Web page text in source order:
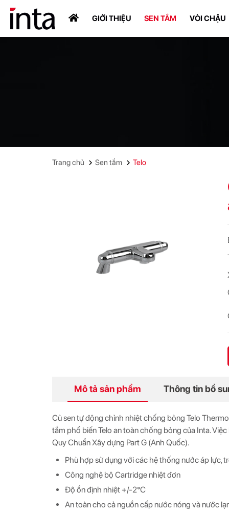
GIỚI THIỆU SEN TẮM VÒI CHẬU
Trang chủ Sen tắm Telo
Mô tả sản phẩm Thông tin bổ
Củ sen tự động chỉnh nhiệt chống bỏng Telo
tắm phổ biến Telo an toàn chống bỏng của Inta.
Quy Chuẩn Xây dựng Part G (Anh Quốc).
Phù hợp sử dụng với các hệ thống nước áp lực,
Công nghệ bộ Cartridge nhiệt đơn
Độ ổn định nhiệt +/-2°C
An toàn cho cả nguồn cấp nước nóng và nước